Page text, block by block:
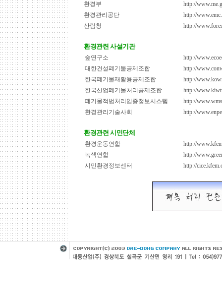
환경부
http://
환경관리공단
http://
산림청
http://
환경관련 사설기관
숲연구소
http://
대한건설폐기물공제조합
http://
한국폐기물재활용공제조합
http://
한국산업폐기물처리공제조합
http://
폐기물적법처리입증정보시스템
http://
환경관리기술사회
http://
환경관련 시민단체
환경운동연합
http://
녹색연합
http://
시민환경정보센터
http://